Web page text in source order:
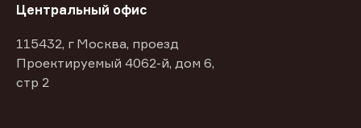
Центральный офис
115432, г Москва, проезд
Проектируемый 4062-й, дом 6,
стр 2